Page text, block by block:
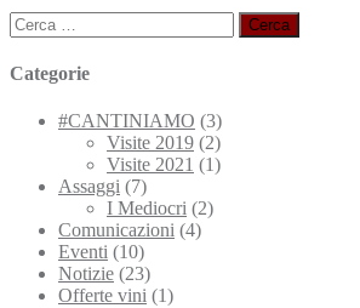
Ricerca
per:
Categorie
#CANTINIAMO (3)
Visite 2019 (2)
Visite 2021 (1)
Assaggi (7)
I Mediocri (2)
Comunicazioni (4)
Eventi (10)
Notizie (23)
Offerte vini (1)